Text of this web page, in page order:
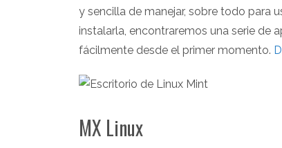
y sencilla de manejar, sobre todo para
instalarla, encontraremos una serie de
fácilmente desde el primer momento.
MX Linux